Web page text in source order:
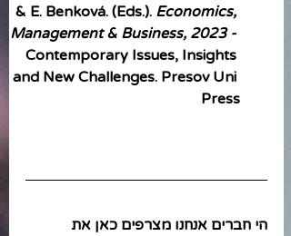
& E. Benková. (Eds.). Economics,
Management & Business, 2023 -
Contemporary Issues, Insights
and New Challenges. Presov Uni
Press
הי חברים אנחנו מצרפים כאן את